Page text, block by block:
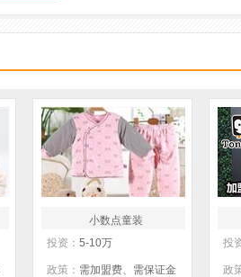
小数点童装
投资： 5-10万
政策： 需加盟费、需保证金
投
政